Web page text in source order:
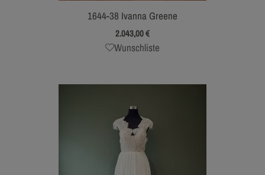
1644-38 Ivanna Greene
2.043,00€
Wunschliste